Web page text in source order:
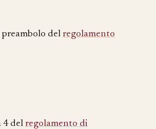
preambolo del regolamento
4 del regolamento di